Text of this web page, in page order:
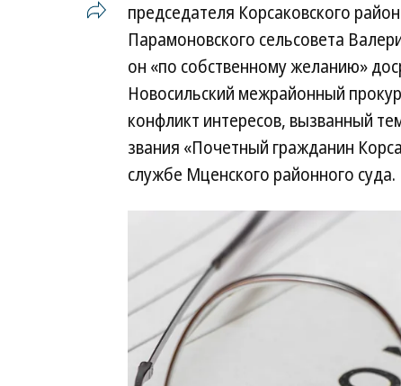
председателя Корсаковского
Парамоновского сельсовета
он «по собственному желанию»
Новосильский межрайонный
конфликт интересов, вызванный
звания «Почетный гражданин
службе Мценского районного суда.